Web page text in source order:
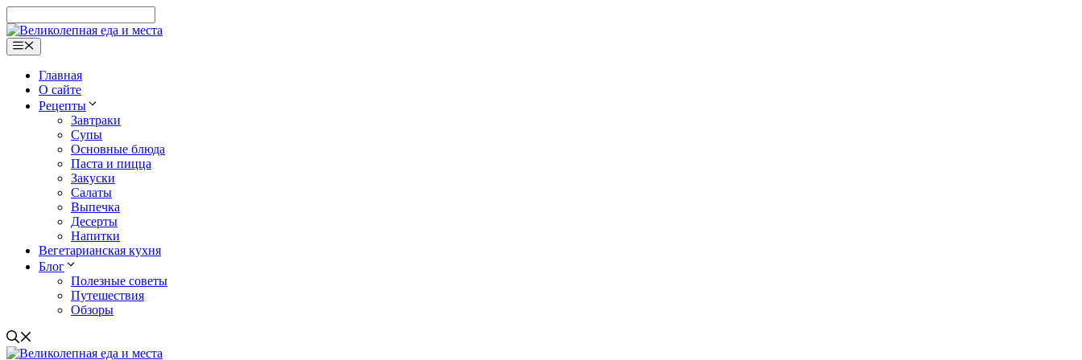
к
содержимому
Меню
Главная
О сайте
Рецепты
Завтраки
Супы
Основные блюда
Паста и пицца
Закуски
Салаты
Выпечка
Десерты
Напитки
Вегетарианская кухня
Блог
Полезные советы
Путешествия
Обзоры